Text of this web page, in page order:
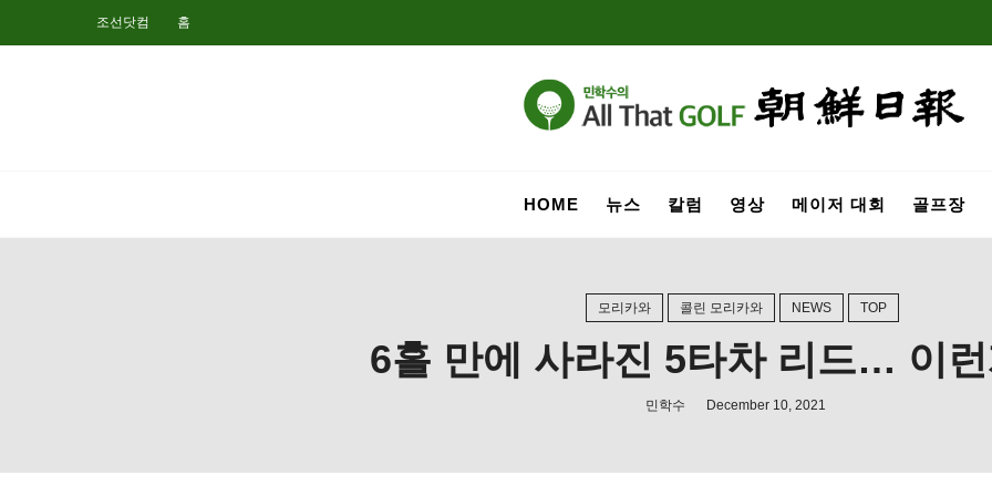
조선닷컴 홈
HOME 뉴스 칼럼 영상 메이저 대회 골프장
모리카와 콜린 모리카와 NEWS TOP
6홀 만에 사라진 5타차 리드… 이
민학수 December 10, 2021